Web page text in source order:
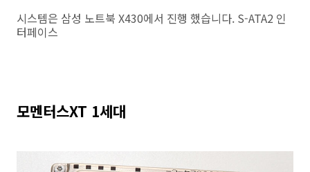
시스템은 삼성 노트북 X430에서 진행 했습니다. S-ATA2 인
터페이스
모멘터스XT 1세대